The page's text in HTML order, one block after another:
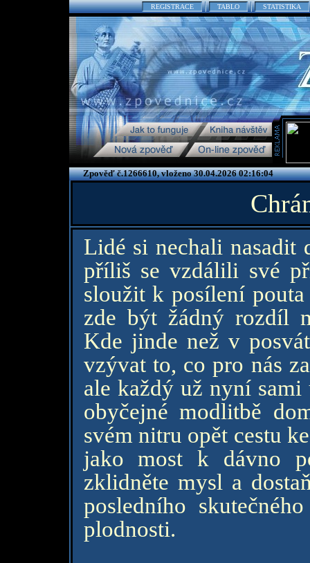
REGISTRACE TABLO STATISTIKA
Zpověď č.1266610, vloženo 30.04.2026 02:16:04
Lidé si nechali nasadit
příliš se vzdálili své
sloužit k posílení
zde být žádný rozdíl
Kde jinde než v
vzývat to, co pro nás
ale každý už nyní
obyčejné modlitbě
svém nitru opět cestu
jako most k dávno
zklidněte mysl a
posledního
plodnosti.